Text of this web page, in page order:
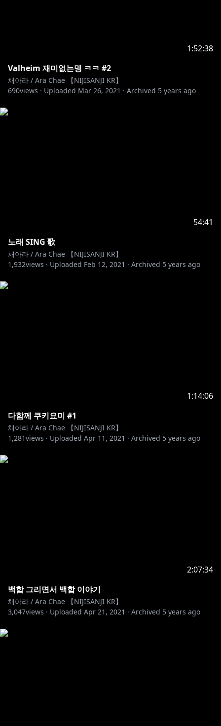
1:52:38
Valheim 재미없는뎅 ㅋㅋ #2
채아라 / Ara Chae 【NIJISANJI KR】
690views · Uploaded Mar 26, 2021 · Archived 5 years ago
54:41
노래 SING 歌
채아라 / Ara Chae 【NIJISANJI KR】
1,932views · Uploaded Feb 12, 2021 · Archived 5 years ago
1:14:06
다함께 쿠키요미 #1
채아라 / Ara Chae 【NIJISANJI KR】
1,281views · Uploaded Apr 11, 2021 · Archived 5 years ago
2:07:34
백합 그리면서 백합 이야기
채아라 / Ara Chae 【NIJISANJI KR】
3,047views · Uploaded Apr 21, 2021 · Archived 5 years ago